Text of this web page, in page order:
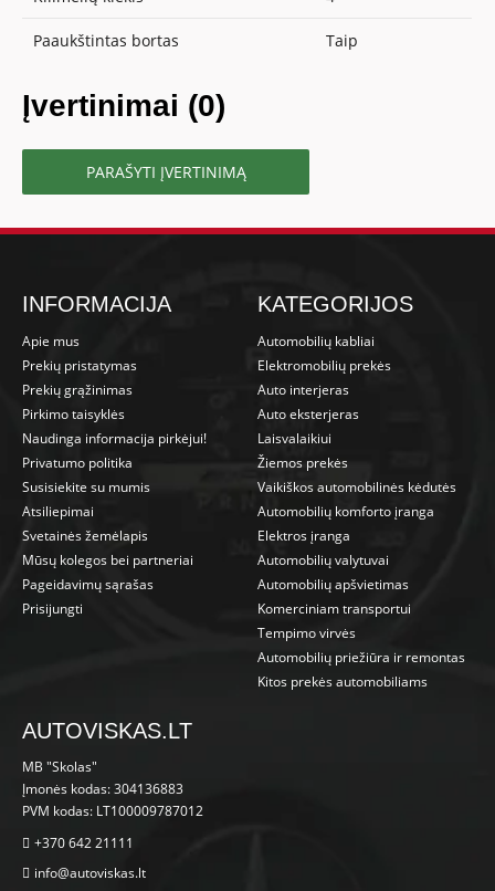
Paaukštintas bortas Taip
Įvertinimai (0)
PARAŠYTI ĮVERTINIMĄ
INFORMACIJA
Apie mus
Prekių pristatymas
Prekių grąžinimas
Pirkimo taisyklės
Naudinga informacija pirkėjui!
Privatumo politika
Susisiekite su mumis
Atsiliepimai
Svetainės žemėlapis
Mūsų kolegos bei partneriai
Pageidavimų sąrašas
Prisijungti
KATEGORIJOS
Automobilių kabliai
Elektromobilių prekės
Auto interjeras
Auto eksterjeras
Laisvalaikiui
Žiemos prekės
Vaikiškos automobilinės kėdutės
Automobilių komforto įranga
Elektros įranga
Automobilių valytuvai
Automobilių apšvietimas
Komerciniam transportui
Tempimo virvės
Automobilių priežiūra ir remontas
Kitos prekės automobiliams
AUTOVISKAS.LT
MB "Skolas"
Įmonės kodas: 304136883
PVM kodas: LT100009787012
+370 642 21111
info@autoviskas.lt